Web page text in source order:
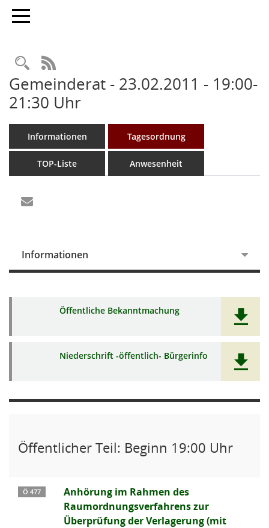
Toggle navigation
Rechercheauswahl
RSS-Feed
Gemeinderat - 23.02.2011 - 19:00-
21:30 Uhr
Informationen Tagesordnung
TOP-Liste Anwesenheit
Informationen
Öffentliche Bekanntmachung
Niederschrift -öffentlich- Bürgerinfo
Öffentlicher Teil: Beginn 19:00 Uhr
Ö 477
Anhörung im Rahmen des
Raumordnungsverfahrens zur
Überprüfung der Verlagerung (mit